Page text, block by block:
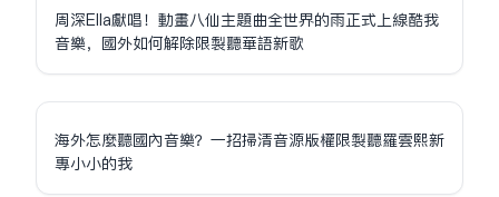
周深Ella獻唱！動畫八仙主題曲全世界的雨正式上線酷我
音樂，國外如何解除限制聽華語新歌
海外怎麼聽國內音樂？一招掃清音源版權限制聽羅雲熙新
專小小的我